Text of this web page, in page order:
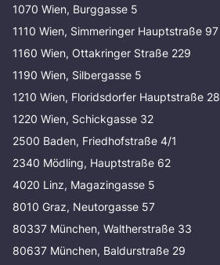
1070 Wien, Burggasse 5
1110 Wien, Simmeringer Hauptstraße 97
1160 Wien, Ottakringer Straße 229
1190 Wien, Silbergasse 5
1210 Wien, Floridsdorfer Hauptstraße 28
1220 Wien, Schickgasse 32
2500 Baden, Friedhofstraße 4/1
2340 Mödling, Hauptstraße 62
4020 Linz, Magazingasse 5
8010 Graz, Neutorgasse 57
80337 München, Waltherstraße 33
80637 München, Baldurstraße 29